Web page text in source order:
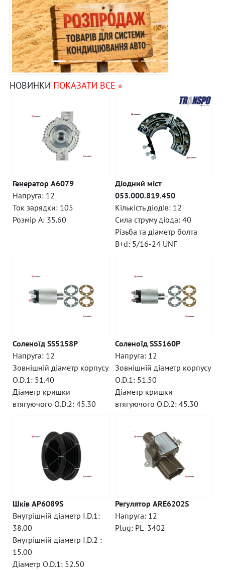
НОВИНКИ ПОКАЗАТИ ВСЕ »
Генератор A6079
Напруга: 12
Ток зарядки: 105
Розмір A: 35.60
Діодний міст
053.000.819.450
Кількість діодів: 12
Сила струму діода: 40
Різьба та діаметр болта
B+d: 5/16-24 UNF
Соленоїд SS5158P
Напруга: 12
Зовнішній діаметр корпусу
O.D.1: 51.40
Діаметр кришки
втягуючого O.D.2: 45.30
Соленоїд SS5160P
Напруга: 12
Зовнішній діаметр корпусу
O.D.1: 51.50
Діаметр кришки
втягуючого O.D.2: 45.30
Шків AP6089S
Внутрішній діаметр I.D.1:
38.00
Внутрішній діаметр I.D.2 :
15.00
Діаметр O.D.1: 52.50
Регулятор ARE6202S
Напруга: 12
Plug: PL_3402